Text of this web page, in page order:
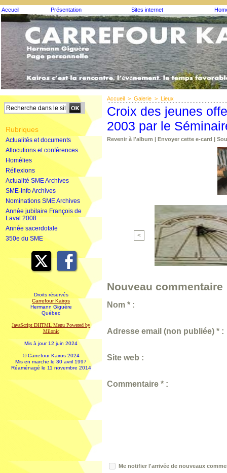
Accueil Présentation Sites internet
Rubriques
Actualités et documents
Allocutions et conférences
Homélies
Réflexions
Actualité SME Archives
SME-Info Archives
Nominations SME Archives
Année jubilaire François de
Laval 2008
Année sacerdotale
350e du SME
Droits réservés
Carrefour Kairos
Hermann Giguère
Québec
JavaScript DHTML Menu Powered by
Milonic
Mis à jour 12 juin 2024
© Carrefour Kairos 2024
Mis en marche le 30 avril 1997
Réaménagé le 11 novembre 2014
Accueil > Galerie > Lieux
Croix des jeunes
2003 par le
Revenir à l'album | Envoyer cette e-card |
<
Nouveau commentaire
Nom * :
Adresse email (non publiée) * :
Site web :
Commentaire * :
Me notifier l'arrivée de nouveaux